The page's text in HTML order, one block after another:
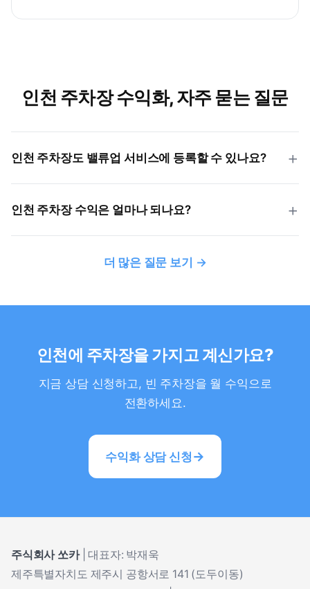
인천 주차장 수익화, 자주 묻는 질문
인천 주차장도 밸류업 서비스에 등록할 수 있나요?
전 지역의 아파트, 상가, 나대지 등 모든 유형의 주차
공간을 밸류업 서비스에 등록할 수 있습니다.
인천 주차장 수익은 얼마나 되나요?
신도시 등 인구 밀집 지역은 주차 수요가 높습니다.
더 많은 질문 보기 →
인천에 주차장을 가지고 계신가요?
지금 상담 신청하고, 빈 주차장을 월 수익으로
전환하세요.
수익화 상담 신청
주식회사 쏘카| 대표자: 박재욱
제주특별자치도 제주시 공항서로 141 (도두이동)